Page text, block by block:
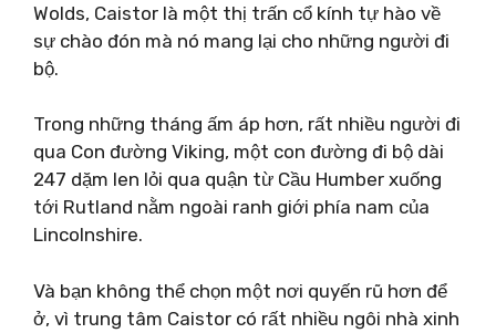
Wolds, Caistor là một thị trấn cổ kính tự hào về
sự chào đón mà nó mang lại cho những người đi
bộ.
Trong những tháng ấm áp hơn, rất nhiều người đi
qua Con đường Viking, một con đường đi bộ dài
247 dặm len lỏi qua quận từ Cầu Humber xuống
tới Rutland nằm ngoài ranh giới phía nam của
Lincolnshire.
Và bạn không thể chọn một nơi quyến rũ hơn để
ở, vì trung tâm Caistor có rất nhiều ngôi nhà xinh